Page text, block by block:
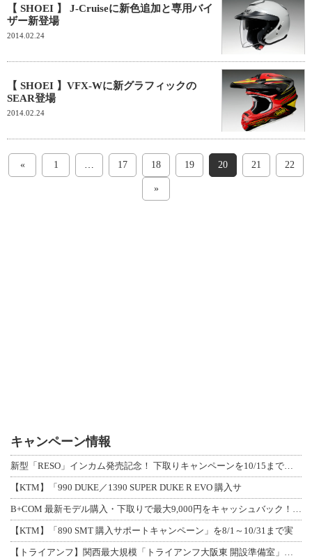
【 SHOEI 】 J-Cruiseに新色追加と専用バイ
ザー新登場
2014.02.24
【 SHOEI 】VFX-Wに新グラフィックの
SEAR登場
2014.02.24
« 1 … 17 18 19 20 21 22
»
キャンペーン情報
新型「RESO」インカム発売記念！ 下取りキャンペーンを10/15まで延長して開
【KTM】「990 DUKE／1390 SUPER DUKE R EVO 購入サ
B+COM 最新モデル購入・下取りで最大9,000円をキャッシュバック！「B+F
【KTM】「890 SMT 購入サポートキャンペーン」を8/1～10/31まで実
【トライアンフ】関西最大規模「トライアンフ大阪東 開設準備室」がオープン！ 限定